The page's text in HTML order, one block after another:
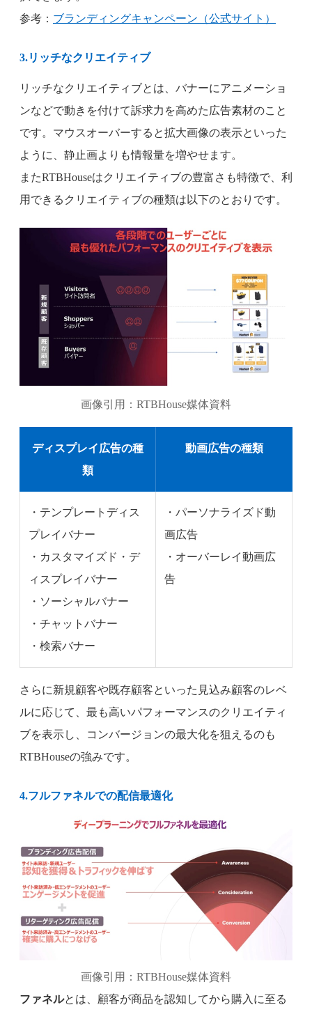
参考： ブランディングキャンペーン（公式サイト）
3.リッチなクリエイティブ
リッチなクリエイティブとは、バナーにアニメーショ
ンなどで動きを付けて訴求力を高めた広告素材のこと
です。マウスオーバーすると拡大画像の表示といった
ように、静止画よりも情報量を増やせます。
またRTBHouseはクリエイティブの豊富さも特徴で、利
用できるクリエイティブの種類は以下のとおりです。
画像引用：RTBHouse媒体資料
ディスプレイ広告の種
類
動画広告の種類
・テンプレートディス
プレイバナー
・カスタマイズド・デ
ィスプレイバナー
・ソーシャルバナー
・チャットバナー
・検索バナー
・パーソナライズド動
画広告
・オーバーレイ動画広
告
さらに新規顧客や既存顧客といった見込み顧客のレベ
ルに応じて、最も高いパフォーマンスのクリエイティ
ブを表示し、コンバージョンの最大化を狙えるのも
RTBHouseの強みです。
4.フルファネルでの配信最適化
画像引用：RTBHouse媒体資料
ファネルとは、顧客が商品を認知してから購入に至る